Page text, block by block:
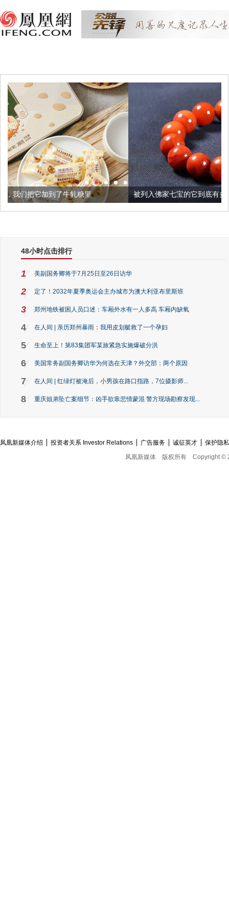
轧糖里 被列入佛家七宝的它到底有多美？
48小时点击排行
1 美副国务卿将于7月25日至26日访华
2 定了！2032年夏季奥运会主办城市为澳大利亚布里斯班
3 郑州地铁被困人员口述：车厢外水有一人多高 车厢内缺氧
4 在人间 | 亲历郑州暴雨：我用皮划艇救了一个孕妇
5 生命至上！第83集团军某旅紧急实施爆破分洪
6 美国常务副国务卿访华为何选在天津？外交部：两个原因
7 在人间 | 红绿灯被淹后，小男孩在路口指路，7位摄影师...
8 重庆姐弟坠亡案细节：凶手欲靠悲情蒙混 警方现场勘察发现...
凤凰新媒体介绍 投资者关系 Investor Relations 广告服务 诚征英才
保护隐
凤凰新媒体
版权所有 Copyright ©